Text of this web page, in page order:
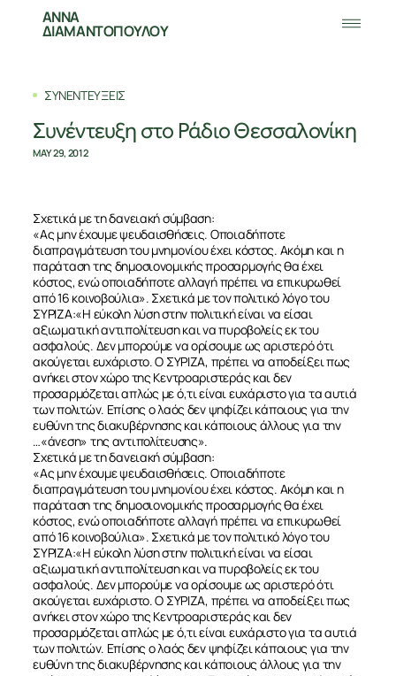
ΑΝΝΑ
ΔΙΑΜΑΝΤΟΠΟΥΛΟΥ
ΣΥΝΕΝΤΕΥΞΕΙΣ
Συνέντευξη στο Ράδιο Θεσσαλονίκη
MAY 29, 2012
Σχετικά με τη δανειακή σύμβαση:
«Ας μην έχουμε ψευδαισθήσεις. Οποιαδήποτε
διαπραγμάτευση του μνημονίου έχει κόστος. Ακόμη και η
παράταση της δημοσιονομικής προσαρμογής θα έχει
κόστος, ενώ οποιαδήποτε αλλαγή πρέπει να επικυρωθεί
από 16 κοινοβούλια». Σχετικά με τον πολιτικό λόγο του
ΣΥΡΙΖΑ:«Η εύκολη λύση στην πολιτική είναι να είσαι
αξιωματική αντιπολίτευση και να πυροβολείς εκ του
ασφαλούς. Δεν μπορούμε να ορίσουμε ως αριστερό ότι
ακούγεται ευχάριστο. Ο ΣΥΡΙΖΑ, πρέπει να αποδείξει πως
ανήκει στον χώρο της Κεντροαριστεράς και δεν
προσαρμόζεται απλώς με ό,τι είναι ευχάριστο για τα αυτιά
των πολιτών. Επίσης ο λαός δεν ψηφίζει κάποιους για την
ευθύνη της διακυβέρνησης και κάποιους άλλους για την
…«άνεση» της αντιπολίτευσης».
Σχετικά με τη δανειακή σύμβαση:
«Ας μην έχουμε ψευδαισθήσεις. Οποιαδήποτε
διαπραγμάτευση του μνημονίου έχει κόστος. Ακόμη και η
παράταση της δημοσιονομικής προσαρμογής θα έχει
κόστος, ενώ οποιαδήποτε αλλαγή πρέπει να επικυρωθεί
από 16 κοινοβούλια». Σχετικά με τον πολιτικό λόγο του
ΣΥΡΙΖΑ:«Η εύκολη λύση στην πολιτική είναι να είσαι
αξιωματική αντιπολίτευση και να πυροβολείς εκ του
ασφαλούς. Δεν μπορούμε να ορίσουμε ως αριστερό ότι
ακούγεται ευχάριστο. Ο ΣΥΡΙΖΑ, πρέπει να αποδείξει πως
ανήκει στον χώρο της Κεντροαριστεράς και δεν
προσαρμόζεται απλώς με ό,τι είναι ευχάριστο για τα αυτιά
των πολιτών. Επίσης ο λαός δεν ψηφίζει κάποιους για την
ευθύνη της διακυβέρνησης και κάποιους άλλους για την